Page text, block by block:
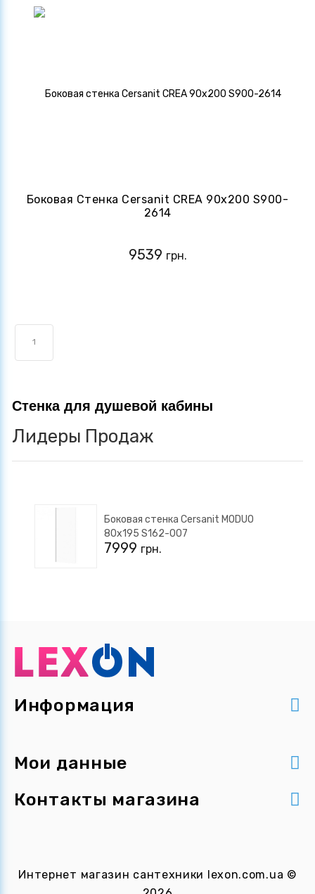
Боковая Стенка Cersanit CREA 90х200 S900-
2614
9539 грн.
1
Стенка для душевой кабины
Лидеры Продаж
Боковая стенка Cersanit MODUO
80х195 S162-007
7999 грн.
Информация
Мои данные
Контакты магазина
Интернет магазин сантехники lexon.com.ua ©